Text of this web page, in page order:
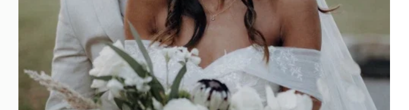
Um diesen Tag perfekt zu gestalten, ist es wichtig, einen Überblick über die